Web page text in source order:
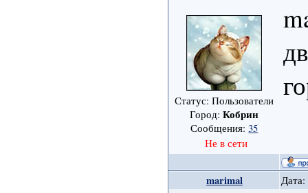
Статус: Пользователи
Город:Кобрин
Сообщения:35
Не в сети
marimal